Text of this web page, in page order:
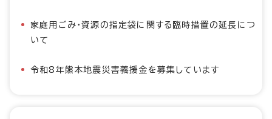
家庭用ごみ・資源の指定袋に関する臨時措置の延長につ
いて
令和8年熊本地震災害義援金を募集しています